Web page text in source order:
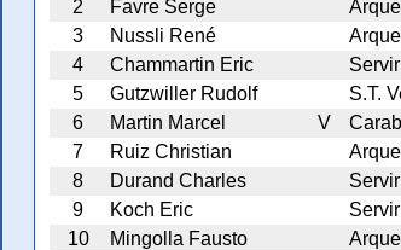
2
Favre Serge
3
Nussli René
4
Chammartin Eric
5
Gutzwiller Rudolf S.T.
6
Martin Marcel V
7
Ruiz Christian
8
Durand Charles
9
Koch Eric
10
Mingolla Fausto